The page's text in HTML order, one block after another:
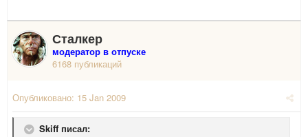
Сталкер
модератор в отпуске
6168 публикаций
Опубликовано: 15 Jan 2009
Skiff писал: